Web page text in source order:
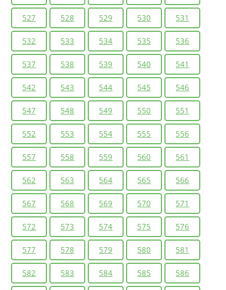
527 528 529 530 531
532 533 534 535 536
537 538 539 540 541
542 543 544 545 546
547 548 549 550 551
552 553 554 555 556
557 558 559 560 561
562 563 564 565 566
567 568 569 570 571
572 573 574 575 576
577 578 579 580 581
582 583 584 585 586